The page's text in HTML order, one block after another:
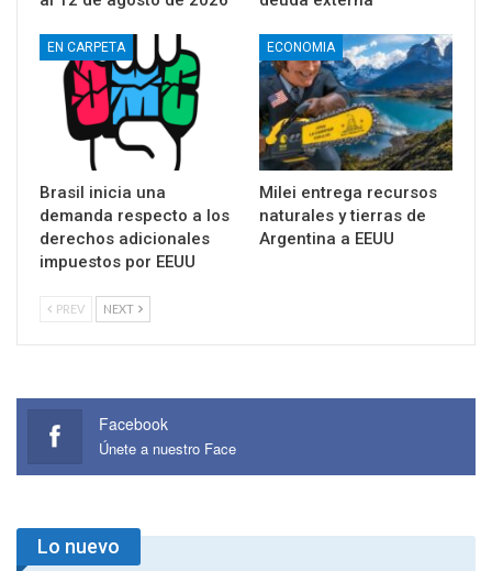
EN CARPETA
Brasil inicia una
demanda respecto a los
derechos adicionales
impuestos por EEUU
ECONOMIA
Milei entrega recursos
naturales y tierras de
Argentina a EEUU
PREV NEXT
Facebook
Únete a nuestro Face
Lo nuevo